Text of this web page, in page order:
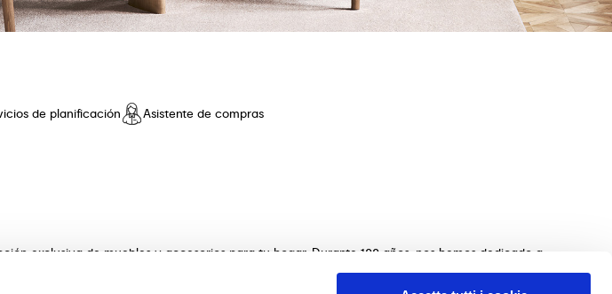
de planificación Asistente de compras
exclusiva de muebles y accesorios para tu hogar. Durante 100 años, nos hemos dedicado a
Descubre nuestras colecciones de mesas, sillas, camas, sofás y complementos de